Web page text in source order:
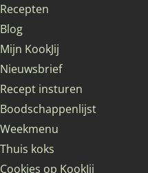
Recepten
Blog
Mijn KookJij
Nieuwsbrief
Recept insturen
Boodschappenlijst
Weekmenu
Thuis koks
Cookies op KookJij